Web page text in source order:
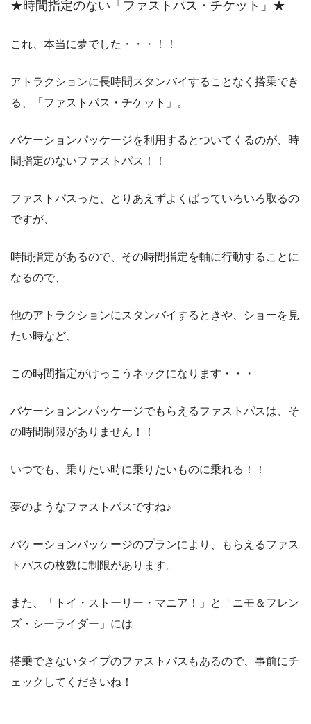
★時間指定のない「ファストパス・チケット」★
これ、本当に夢でした・・・！！
アトラクションに長時間スタンバイすることなく搭乗でき
る、「ファストパス・チケット」。
バケーションパッケージを利用するとついてくるのが、時
間指定のないファストパス！！
ファストパスった、とりあえずよくばっていろいろ取るの
ですが、
時間指定があるので、その時間指定を軸に行動することに
なるので、
他のアトラクションにスタンバイするときや、ショーを見
たい時など、
この時間指定がけっこうネックになります・・・
バケーションンパッケージでもらえるファストパスは、そ
の時間制限がありません！！
いつでも、乗りたい時に乗りたいものに乗れる！！
夢のようなファストパスですね♪
バケーションパッケージのプランにより、もらえるファス
トパスの枚数に制限があります。
また、「トイ・ストーリー・マニア！」と「ニモ＆フレン
ズ・シーライダー」には
搭乗できないタイプのファストパスもあるので、事前にチ
ェックしてくださいね！